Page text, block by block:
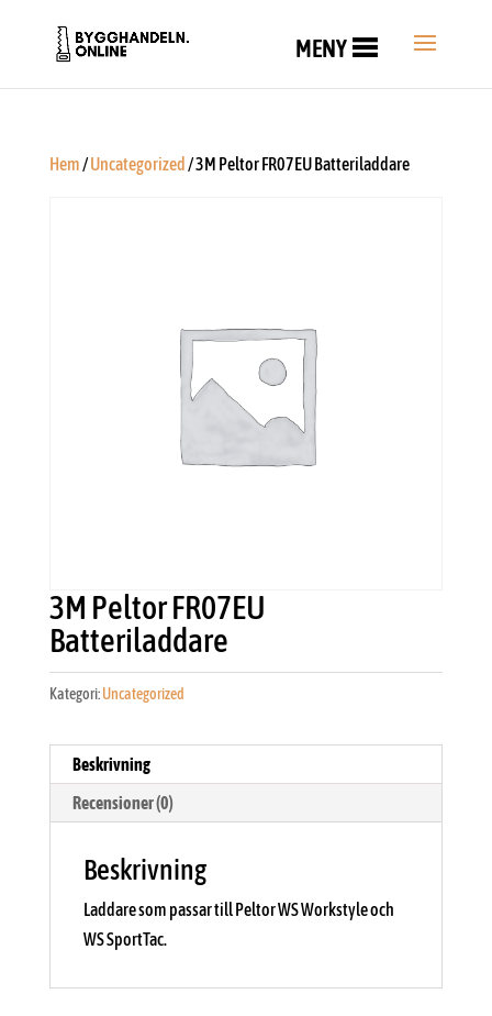
MENY
Hem/Uncategorized / 3M Peltor FR07EU Batteriladdare
3M Peltor FR07EU
Batteriladdare
Kategori:Uncategorized
Beskrivning
Recensioner (0)
Beskrivning
Laddare som passar till Peltor WS Workstyle och
WS SportTac.